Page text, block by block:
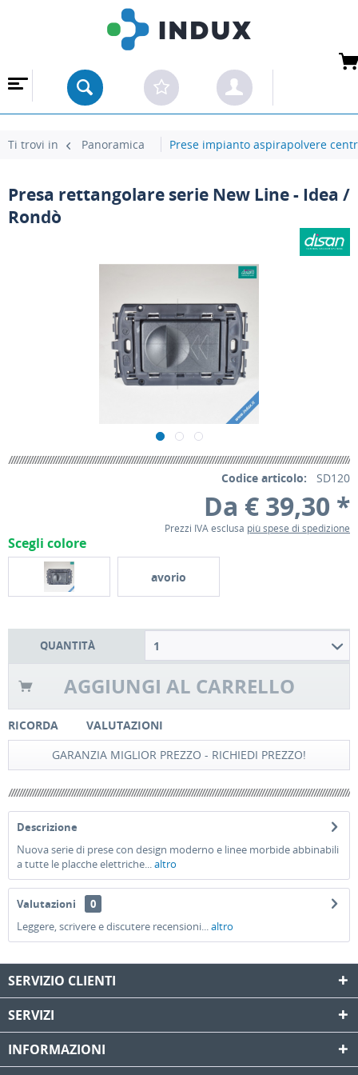
Ti trovi in Panoramica Prese impianto aspirapolvere
Presa rettangolare serie New Line - Idea /
Rondò
Codice articolo: SD120
Da € 39,30 *
Prezzi IVA esclusa più spese di spedizione
Scegli colore
avorio
QUANTITÀ 1
AGGIUNGI AL CARRELLO
RICORDA
VALUTAZIONI
GARANZIA MIGLIOR PREZZO - RICHIEDI PREZZO!
Descrizione
Nuova serie di prese con design moderno e linee morbide abbinabili
a tutte le placche elettriche...altro
Valutazioni
0
Leggere, scrivere e discutere recensioni...altro
SERVIZIO CLIENTI
SERVIZI
INFORMAZIONI